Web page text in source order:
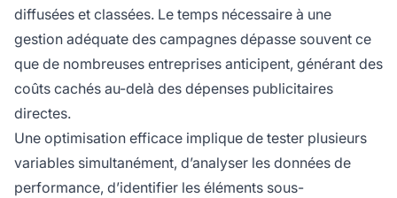
diffusées et classées. Le temps nécessaire à une
gestion adéquate des campagnes dépasse souvent ce
que de nombreuses entreprises anticipent, générant des
coûts cachés au-delà des dépenses publicitaires
directes.
Une optimisation efficace implique de tester plusieurs
variables simultanément, d’analyser les données de
performance, d’identifier les éléments sous-